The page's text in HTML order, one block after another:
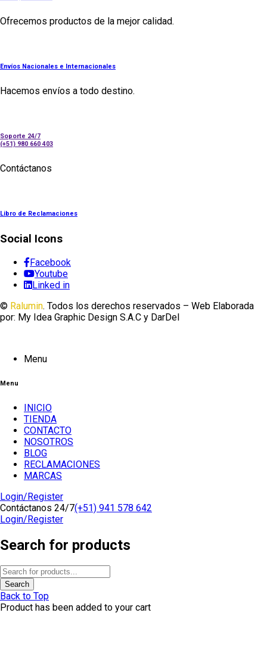
Ofrecemos productos de la mejor calidad.
Envíos Nacionales e Internacionales
Hacemos envíos a todo destino.
Soporte 24/7
(+51) 980 660 403
Contáctanos
Libro de Reclamaciones
Social Icons
Facebook
Youtube
Linked in
© Ralumin. Todos los derechos reservados – Web Elaborada
por: My Idea Graphic Design S.A.C y DarDel
Menu
Menu
INICIO
TIENDA
CONTACTO
NOSOTROS
BLOG
RECLAMACIONES
MARCAS
Login/Register
Contáctanos 24/7(+51) 941 578 642
Login/Register
Search for products
Back to Top
Product has been added to your cart